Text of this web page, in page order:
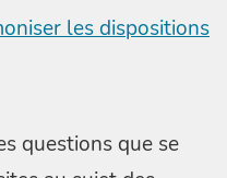
les dispositions
questions que se